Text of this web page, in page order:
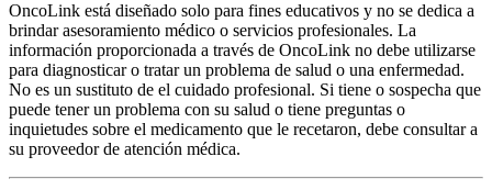
OncoLink está diseñado solo para fines educativos y no se dedica a
brindar asesoramiento médico o servicios profesionales. La
información proporcionada a través de OncoLink no debe utilizarse
para diagnosticar o tratar un problema de salud o una enfermedad.
No es un sustituto de el cuidado profesional. Si tiene o sospecha que
puede tener un problema con su salud o tiene preguntas o
inquietudes sobre el medicamento que le recetaron, debe consultar a
su proveedor de atención médica.